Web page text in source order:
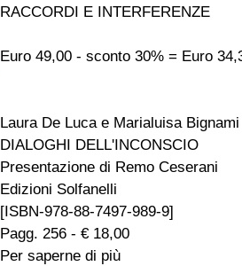
RACCORDI E INTERFERENZE
Euro 49,00 - sconto 30% = Euro
Laura De Luca e Marialuisa
DIALOGHI DELL'INCONSCIO
Presentazione di Remo Ceserani
Edizioni Solfanelli
[ISBN-978-88-7497-989-9]
Pagg. 256 - € 18,00
Per saperne di più